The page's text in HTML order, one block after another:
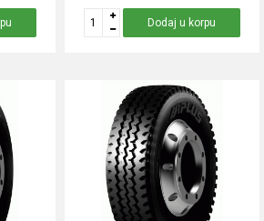
Dodaj u korpu